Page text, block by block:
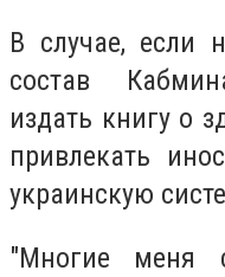
В случае, если
состав
издать книгу о
привлекать
украинскую
"Многие меня